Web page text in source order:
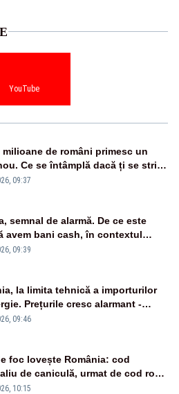
YouTube
milioane de români primesc un
Ce se întâmplă dacă ți se strică
09:37
semnal de alarmă. De ce este
avem bani cash, în contextul
09:39
la limita tehnică a importurilor
Prețurile cresc alarmant -
Realitatea Plus
09:46
foc lovește România: cod
de caniculă, urmat de cod roșu
Temperaturile urcă spre 40°C
10:15